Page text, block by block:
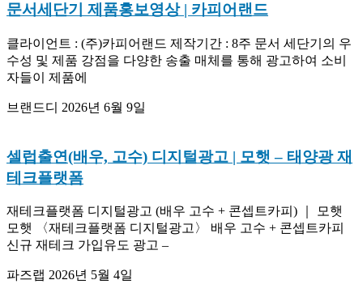
문서세단기 제품홍보영상 | 카피어랜드
클라이언트 : (주)카피어랜드 제작기간 : 8주 문서 세단기의 우
수성 및 제품 강점을 다양한 송출 매체를 통해 광고하여 소비
자들이 제품에
브랜드디 2026년 6월 9일
셀럽출연(배우, 고수) 디지털광고 | 모햇 – 태양광 재
테크플랫폼
재테크플랫폼 디지털광고 (배우 고수 + 콘셉트카피) ｜ 모햇
모햇 〈재테크플랫폼 디지털광고〉 배우 고수 + 콘셉트카피
신규 재테크 가입유도 광고 –
파즈랩 2026년 5월 4일